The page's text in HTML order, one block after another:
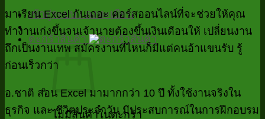
เข้าสู่ระบบ / ลงทะเบียน
ตะกร้าสินค้า
ไม่มีสินค้าในตะกร้า
มาเรียน Excel กันเถอะ คอร์สออนไลน์ที่จะช่วยให้คุณ
ทำงานเก่งขึ้นจนเจ้านายต้องขึ้นเงินเดือนให้ เปลี่ยนงาน
ถึกเป็นงานเทพ สมัครงานที่ไหนก็มีแต่คนอ้าแขนรับ รู้
ก่อนเร็วกว่า
อ.ชาติ สอน Excel มามากกว่า 10 ปี ทั้งใช้งานจริงใน
ธุรกิจ และ ชีวิตประจำวัน มีประสบการณ์ในการฝึกอบรม